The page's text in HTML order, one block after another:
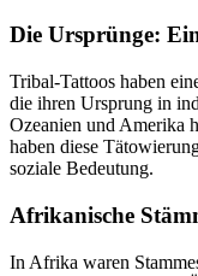
Die Ursprünge:
Tribal-Tattoos haben
die ihren Ursprung in
Ozeanien und Amerika
haben diese
soziale Bedeutung.
Afrikanische
In Afrika waren